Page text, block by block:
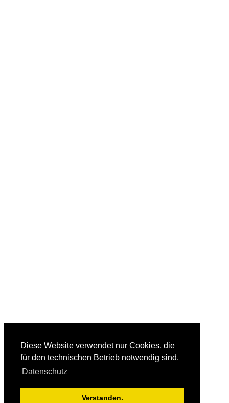
Diese Website verwendet nur Cookies, die
für den technischen Betrieb notwendig sind.
Datenschutz
Verstanden.